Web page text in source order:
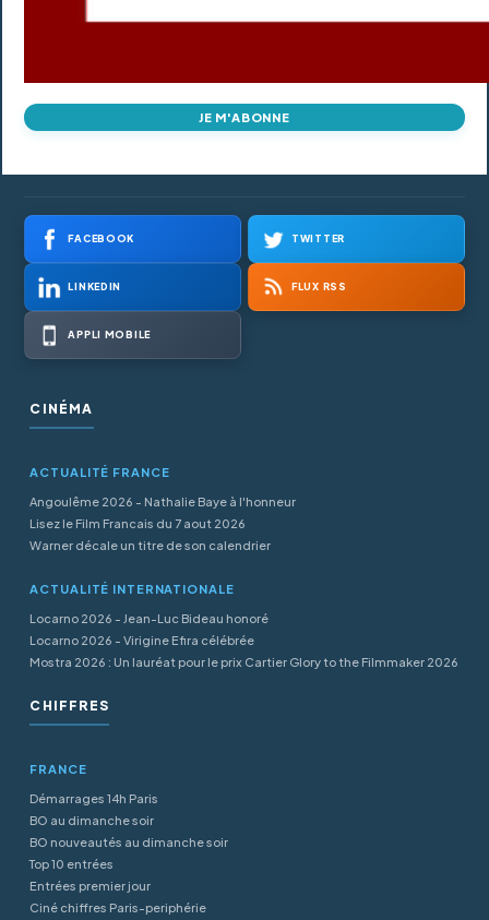
JE M'ABONNE
FACEBOOK TWITTER
LINKEDIN FLUX RSS
APPLI MOBILE
CINÉMA
ACTUALITÉ FRANCE
Angoulême 2026 - Nathalie Baye à l'honneur
Lisez le Film Francais du 7 aout 2026
Warner décale un titre de son calendrier
ACTUALITÉ INTERNATIONALE
Locarno 2026 - Jean-Luc Bideau honoré
Locarno 2026 - Virigine Efira célébrée
Mostra 2026 : Un lauréat pour le prix Cartier Glory to the Filmmaker 2026
CHIFFRES
FRANCE
Démarrages 14h Paris
BO au dimanche soir
BO nouveautés au dimanche soir
Top 10 entrées
Entrées premier jour
Ciné chiffres Paris-periphérie